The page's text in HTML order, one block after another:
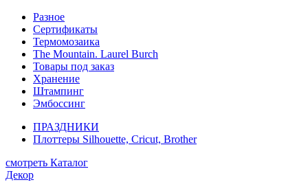
Разное
Сертификаты
Термомозаика
The Mountain. Laurel Burch
Товары под заказ
Хранение
Штампинг
Эмбоссинг
ПРАЗДНИКИ
Плоттеры Silhouette, Cricut, Brother
смотреть Каталог
Декор